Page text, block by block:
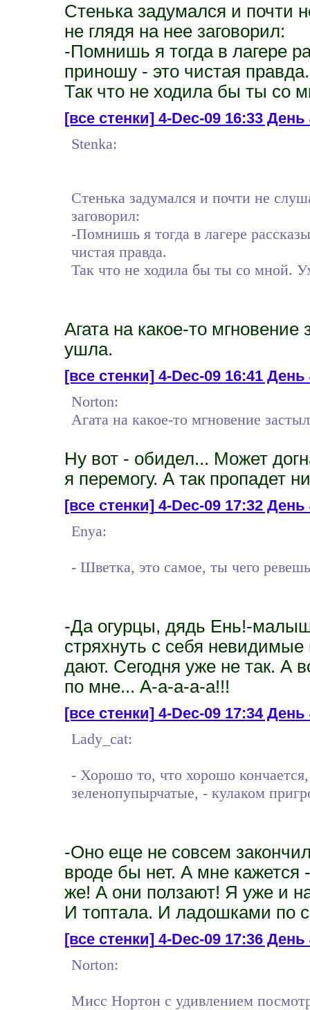
Стенька задумался и почти
не глядя на нее заговорил:
-Помнишь я тогда в лагере
приношу - это чистая правда.
Так что не ходила бы ты со
[все стенки]4-Dec-09 16:33 День
Stenka:
Стенька задумался и почти не
заговорил:
-Помнишь я тогда в лагере
чистая правда.
Так что не ходила бы ты со мной.
Агата на какое-то
ушла.
[все стенки]4-Dec-09 16:41 День
Norton:
Агата на какое-то мгновение
Ну вот - обидел... Может
я перемогу. А так пропадет
[все стенки]4-Dec-09 17:32 День
Enya:
- Шветка, это самое, ты чего
-Да огурцы, дядь Ень!-
стряхнуть с себя
дают. Сегодня уже не так. А
по мне... А-а-а-а-а!!!
[все стенки]4-Dec-09 17:34 День
Lady_cat:
- Хорошо то, что хорошо
зеленопупырчатые, - кулаком
-Оно еще не совсем
вроде бы нет. А мне кажется
же! А они ползают! Я уже и
И топтала. И ладошками по
[все стенки]4-Dec-09 17:36 День
Norton:
Мисс Нортон с удивлением